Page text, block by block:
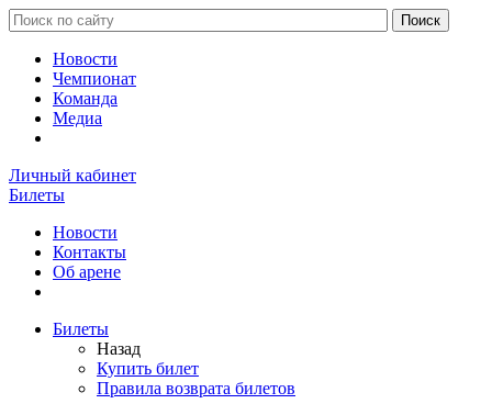
Новости
Чемпионат
Команда
Медиа
Личный кабинет
Билеты
Новости
Контакты
Об арене
Билеты
Назад
Купить билет
Правила возврата билетов